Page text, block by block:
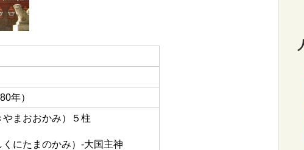
年）
まおおかみ）５柱
くにたまのかみ）-大国主神